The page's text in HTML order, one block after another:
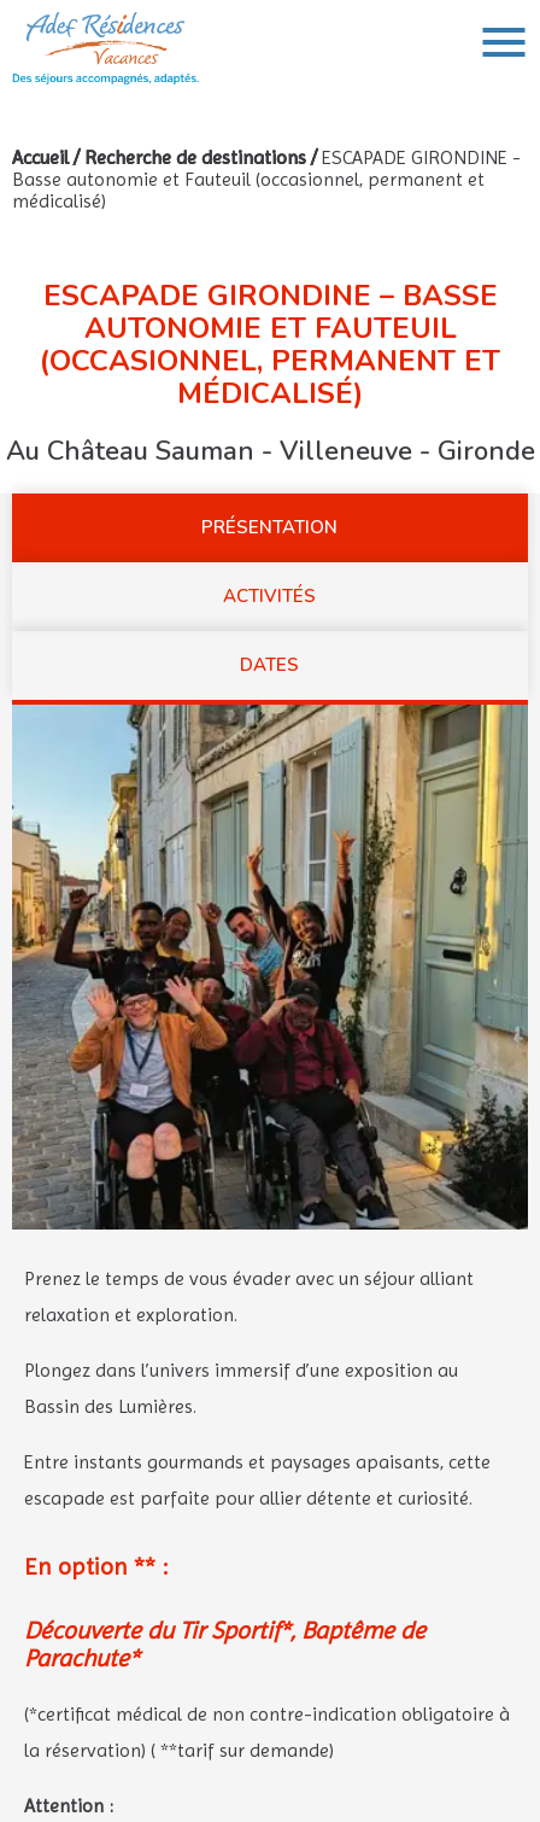
Accueil/Recherche de destinations /ESCAPADE GIRONDINE -
Basse autonomie et Fauteuil (occasionnel, permanent et
médicalisé)
ESCAPADE GIRONDINE – BASSE
AUTONOMIE ET FAUTEUIL
(OCCASIONNEL, PERMANENT ET
MÉDICALISÉ)
Au Château Sauman - Villeneuve - Gironde
PRÉSENTATION
ACTIVITÉS
DATES
Prenez le temps de vous évader avec un séjour alliant
relaxation et exploration.
Plongez dans l’univers immersif d’une exposition au
Bassin des Lumières.
Entre instants gourmands et paysages apaisants, cette
escapade est parfaite pour allier détente et curiosité.
En option ** :
Découverte du Tir Sportif*, Baptême de
Parachute*
(*certificat médical de non contre-indication obligatoire à
la réservation) ( **tarif sur demande)
Attention :
VOUS AVEZ UN PROJET DE VOYAGE,
VOUS RECHERCHEZ UNE DESTINATION ?